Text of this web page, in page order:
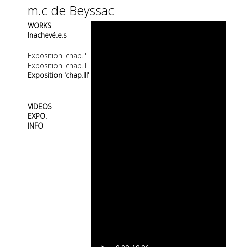
m.c de Beyssac
WORKS
Inachevé.e.s
Exposition 'chap.I'
Exposition 'chap.II'
Exposition 'chap.III'
VIDEOS
EXPO.
INFO